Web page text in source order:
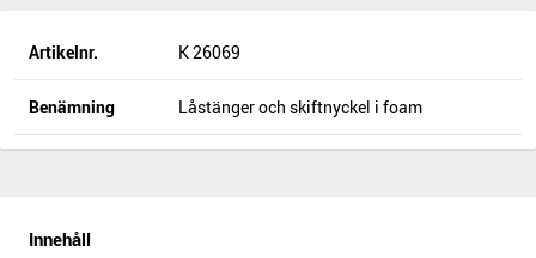
Artikelnr. K 26069
Benämning Låstänger och skiftnyckel i foam
Innehåll